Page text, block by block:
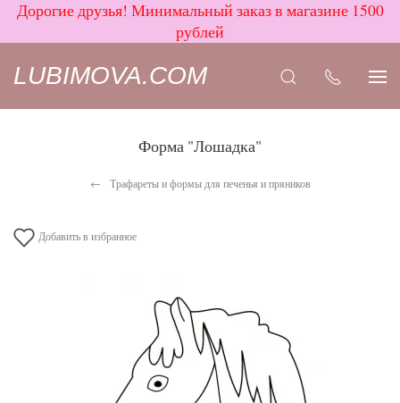
Дорогие друзья! Минимальный заказ в магазине 1500
рублей
LUBIMOVA.COM
Форма "Лошадка"
Трафареты и формы для печенья и пряников
Добавить в избранное